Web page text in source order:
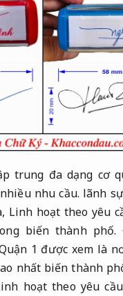
trung đa dạng cơ
nhiều nhu cầu. lãnh
Linh hoạt theo yêu
biến thành phố.
1 được xem là
nhất biến thành
hoạt theo yêu